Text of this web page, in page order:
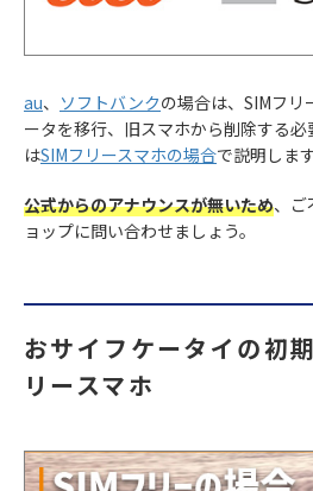
au、 ソフトバンクの場合は、SIMフ
ータを移行、旧スマホから削除する
はSIMフリースマホの場合で説明します
公式からのアナウンスが無いため、ご
ョップに問い合わせましょう。
おサイフケータイの初
リースマホ